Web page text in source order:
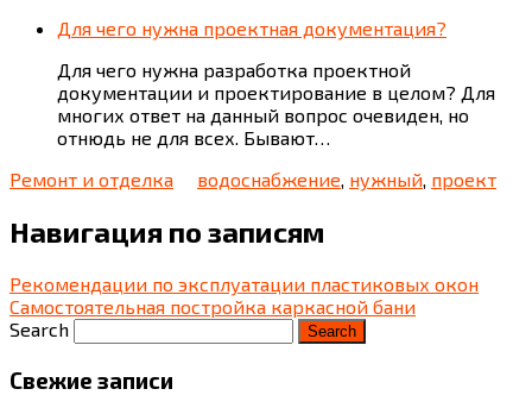
Для чего нужна проектная документация?
Для чего нужна разработка проектной
документации и проектирование в целом? Для
многих ответ на данный вопрос очевиден, но
отнюдь не для всех. Бывают…
Ремонт и отделка
водоснабжение, нужный, проект
Навигация по записям
Рекомендации по эксплуатации пластиковых окон
Самостоятельная постройка каркасной бани
Search
Свежие записи